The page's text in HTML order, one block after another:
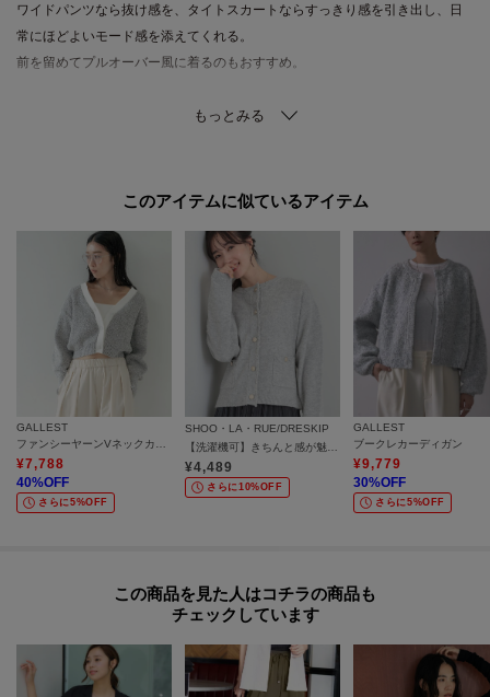
ワイドパンツなら抜け感を、タイトスカートならすっきり感を引き出し、日
常にほどよいモード感を添えてくれる。
前を留めてプルオーバー風に着るのもおすすめ。
ほどよい伸びで着やすく、編み地の凹凸がシンプルな装いにもニュアンスを
季節の端境期にも取り入れやすい。
※バイイング商品のため下げ札サイズ表記とワールドサイズ表記が異なりま
す。製品寸法をご確認くださいませ。
※バイイング商品のため、洗濯表示・注意事項等は、本製品でご確認くださ
モデル身長：170cm 着用サイズ：38（M）
＊＊＊＊＊＊＊＊＊＊＊＊＊＊＊＊＊＊＊＊＊＊＊＊＊＊＊＊＊
登録すると、再入荷通知やお値下げ情報をメルマガにてお知らせします。
＊＊＊＊＊＊＊＊＊＊＊＊＊＊＊＊＊＊＊＊＊＊＊＊＊＊＊＊＊
このアイテムに似ているアイテム
GALLEST
¥7,788
40%OFF
さらに5%OFF
SHOO・LA・RUE/DRESKIP
¥4,489
さらに10%OFF
GALLEST
ブークレカーディガン
¥9,779
30%OFF
さらに5%OFF
この商品を見た人はコチラの商品も
チェックしています